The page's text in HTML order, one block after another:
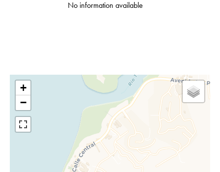
No information available
+
−